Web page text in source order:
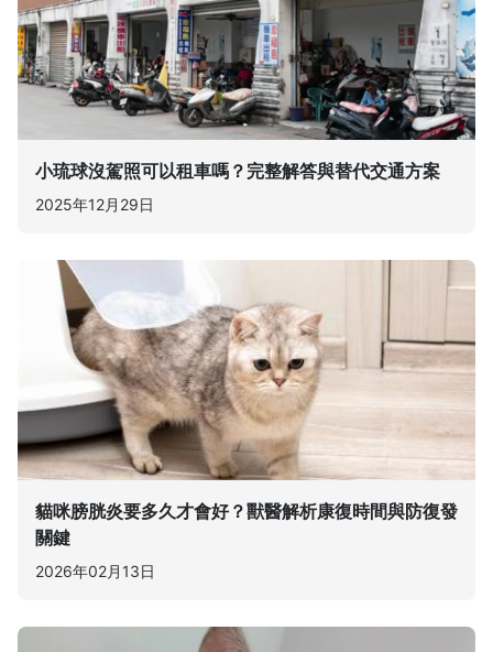
小琉球沒駕照可以租車嗎？完整解答與替代交通方案
2025年12月29日
貓咪膀胱炎要多久才會好？獸醫解析康復時間與防復發
關鍵
2026年02月13日